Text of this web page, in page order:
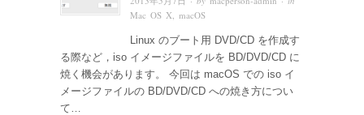
Mac OS X
macOS
Linux のブート用 DVD/CD を作成す
る際など，iso イメージファイルを BD/DVD/CD に
焼く機会があります。 今回は macOS での iso イ
メージファイルの BD/DVD/CD への焼き方につい
て…